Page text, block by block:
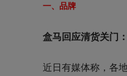
一、品牌
盒马回应清货关门
近日有媒体称，各